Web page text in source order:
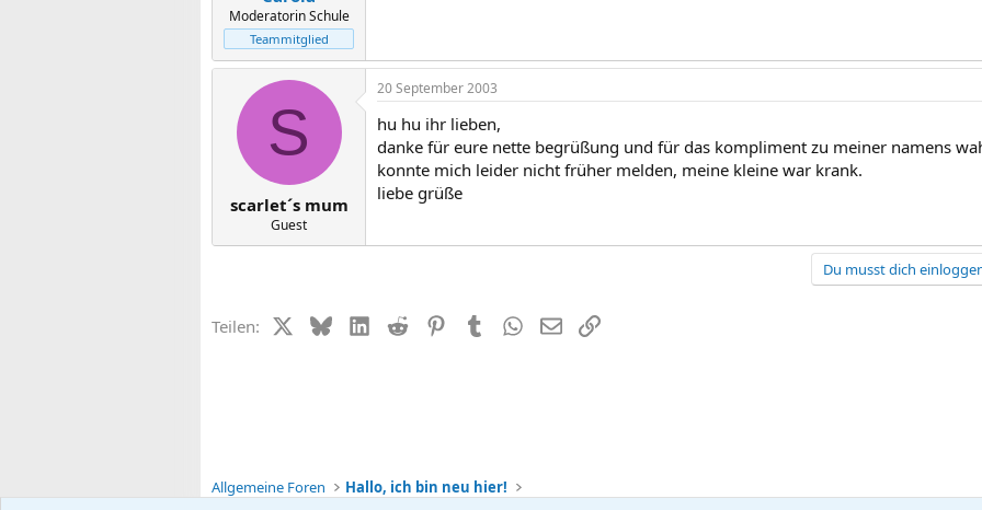
Moderatorin Schule
Teammitglied
S
scarlet´s mum
Guest
20 September 2003
hu hu ihr lieben,
danke für eure nette begrüßung und für das kompliment zu meiner namens
konnte mich leider nicht früher melden, meine kleine war krank.
liebe grüße
Du musst dich
Teilen: X (Twitter)
BlueskyLinkedIn
Reddit PinterestTumblrWhatsApp
E-MailLink
Allgemeine Foren Hallo, ich bin neu hier!